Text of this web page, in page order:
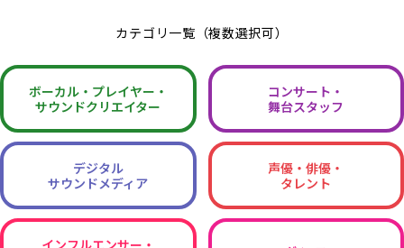
カテゴリ一覧（複数選択可）
ボーカル・ プレイヤー・
サウンドクリエイター
コンサート・
舞台スタッフ
デジタル
サウンドメディア
声優・俳優・
タレント
インフルエンサー・